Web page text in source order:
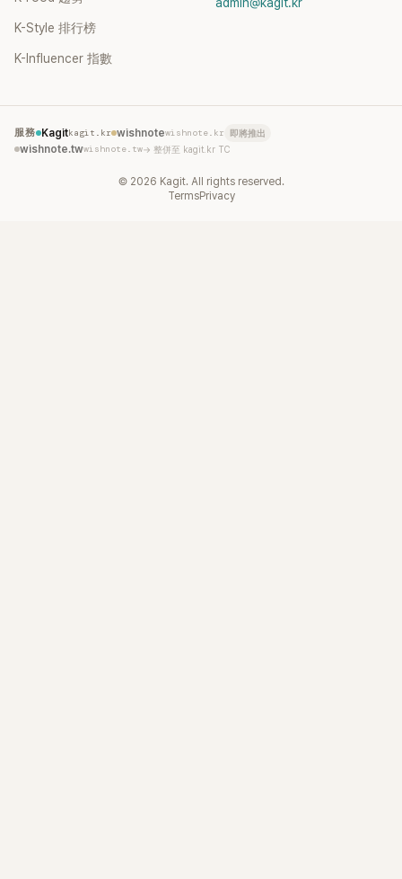
K-Style 排行榜
K-Influencer 指數
服務 Kagitkagit.kr wishnotewishnote.kr 即將推出
wishnote.twwishnote.tw→ 整併至 kagit.kr TC
© 2026 Kagit. All rights reserved.
TermsPrivacy